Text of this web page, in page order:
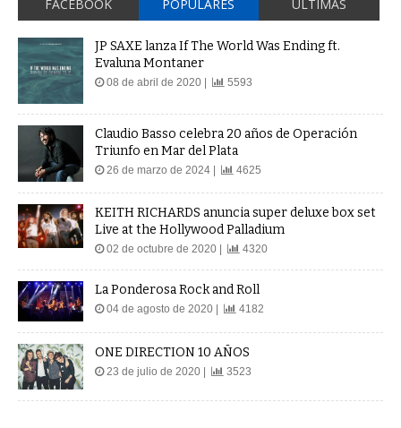
Evaluna Montaner
08 de abril de 2020 |
Claudio Basso celebra 20 años de Operación
Triunfo en Mar del Plata
26 de marzo de 2024 | 4625
KEITH RICHARDS anuncia super deluxe box set
Live at the Hollywood Palladium
02 de octubre de 2020 | 4320
La Ponderosa Rock and Roll
04 de agosto de 2020 | 4182
ONE DIRECTION 10 AÑOS
23 de julio de 2020 | 3523